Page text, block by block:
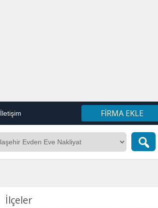
İletişim FIRMA EKLE
İlçeler